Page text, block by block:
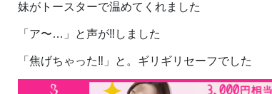
妹がトースターで温めてくれました
「ア〜…」と声が‼️しました
「焦げちゃった‼️」と。ギリギリセーフでした